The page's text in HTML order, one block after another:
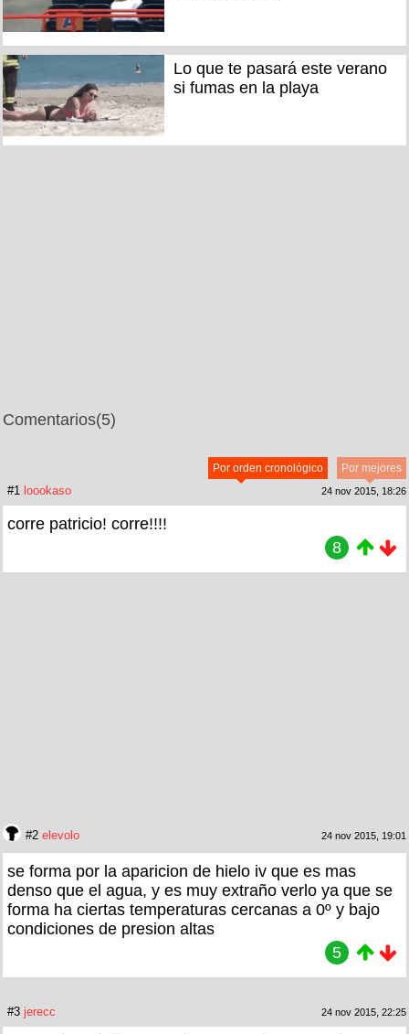
Lo que te pasará este verano
si fumas en la playa
Comentarios(5)
Por mejores
Por orden cronológico
#1 loookaso 24 nov 2015, 18:26
corre patricio! corre!!!!
8
#2 elevolo 24 nov 2015, 19:01
se forma por la aparicion de hielo iv que es mas
denso que el agua, y es muy extraño verlo ya que se
forma ha ciertas temperaturas cercanas a 0º y bajo
condiciones de presion altas
5
#3 jerecc 24 nov 2015, 22:25